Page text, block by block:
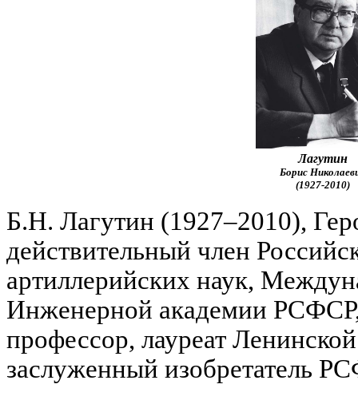
Лагутин
Борис
(1927-2010)
Б.Н. Лагутин (1927–2010),
действительный член
артиллерийских наук,
Инженерной академии РСФСР,
профессор, лауреат
заслуженный изобретатель